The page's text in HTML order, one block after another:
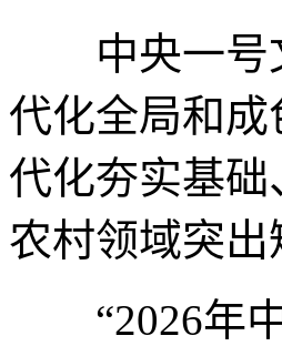
中央一号文
代化全局和成
代化夯实基
农村领域突
“2026年中